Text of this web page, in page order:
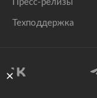
Пресс-релизы
Техподдержка